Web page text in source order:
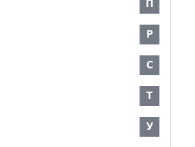
П
Р
С
Т
У